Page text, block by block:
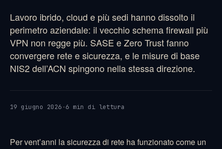
Lavoro ibrido, cloud e più sedi hanno dissolto il
perimetro aziendale: il vecchio schema firewall più
VPN non regge più. SASE e Zero Trust fanno
convergere rete e sicurezza, e le misure di base
NIS2 dell’ACN spingono nella stessa direzione.
19 giugno 2026 ·6 min di lettura
Per vent’anni la sicurezza di rete ha funzionato come un